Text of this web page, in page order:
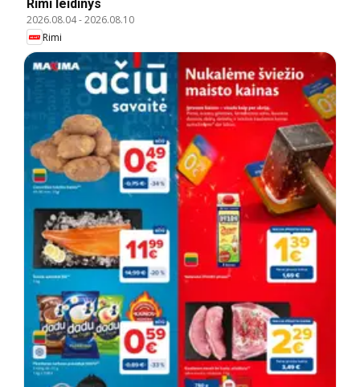
Rimi leidinys
2026.08.04-2026.08.10
Rimi